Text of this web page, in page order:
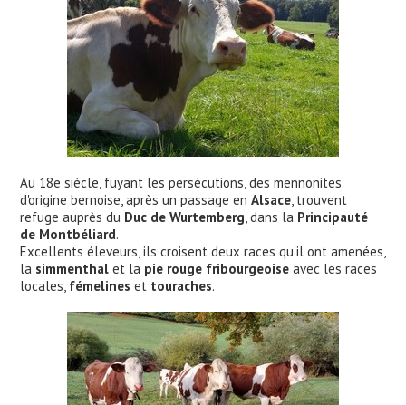
Au 18e siècle, fuyant les persécutions, des mennonites
d'origine bernoise, après un passage enAlsace, trouvent
refuge auprès du Duc de Wurtemberg, dans la Principauté
de Montbéliard.
Excellents éleveurs, ils croisent deux races qu'il ont amenées,
la simmenthal et la pie rouge fribourgeoise avec les races
locales, fémelines et touraches.